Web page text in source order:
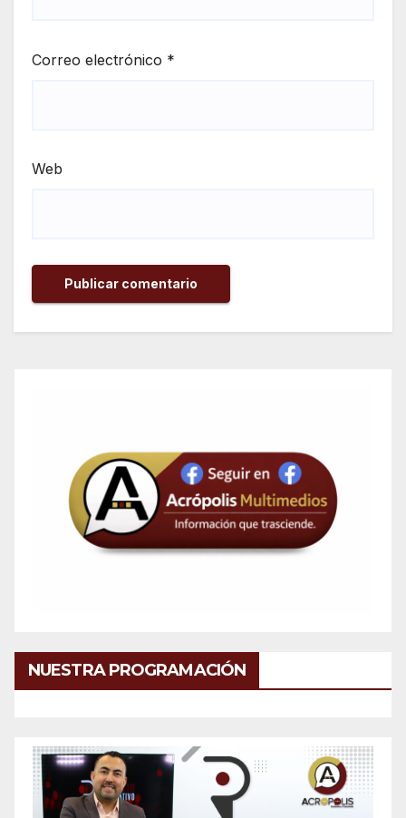
Correo electrónico *
Web
NUESTRA PROGRAMACIÓN